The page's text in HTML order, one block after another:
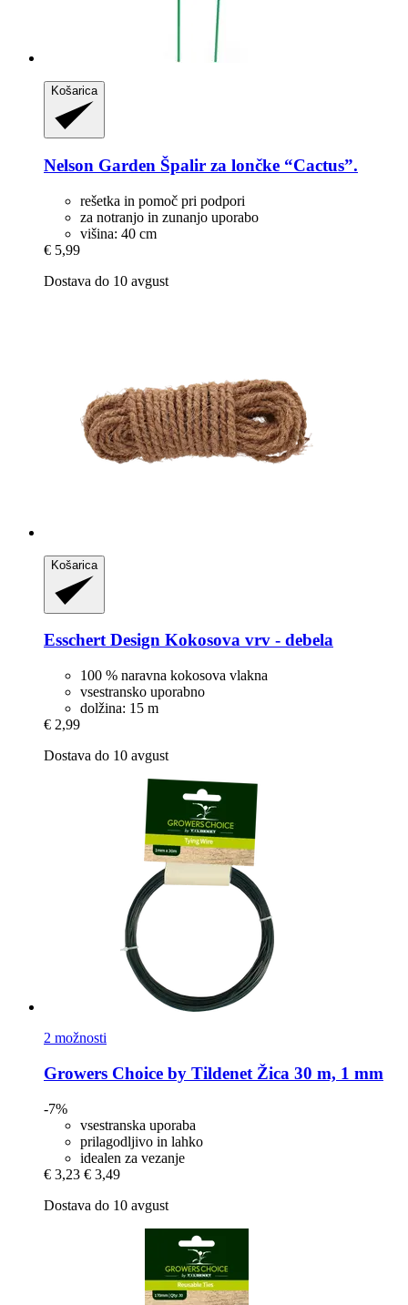
Košarica
Nelson Garden Špalir za lončke “Cactus”.
rešetka in pomoč pri podpori
za notranjo in zunanjo uporabo
višina: 40 cm
€ 5,99
Dostava do 10 avgust
Košarica
Esschert Design Kokosova vrv -​ debela
100 % naravna kokosova vlakna
vsestransko uporabno
dolžina: 15 m
€ 2,99
Dostava do 10 avgust
2 možnosti
Growers Choice by Tildenet Žica 30 m, 1 mm
-7%
vsestranska uporaba
prilagodljivo in lahko
idealen za vezanje
€ 3,23 € 3,49
Dostava do 10 avgust